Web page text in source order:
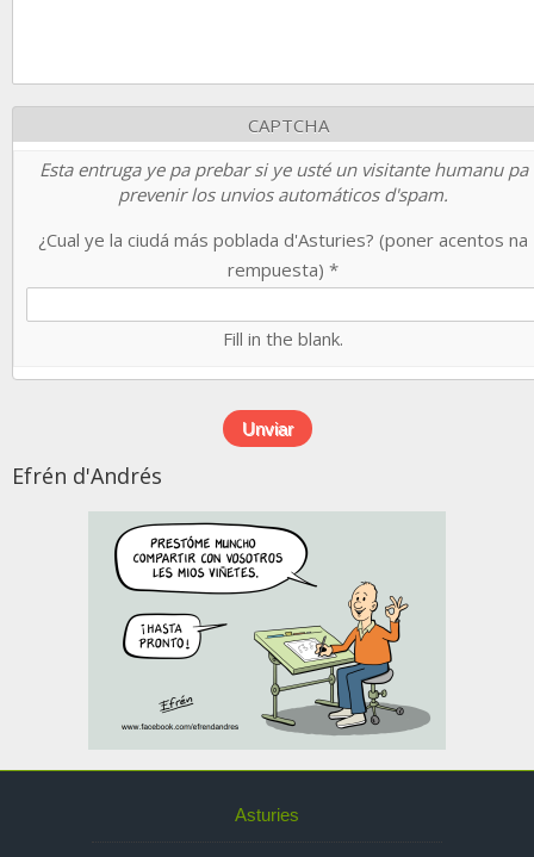
CAPTCHA
Esta entruga ye pa prebar si ye usté un visitante humanu pa
prevenir los unvios automáticos d'spam.
¿Cual ye la ciudá más poblada d'Asturies? (poner acentos na
rempuesta) *
Fill in the blank.
Efrén d'Andrés
Asturies